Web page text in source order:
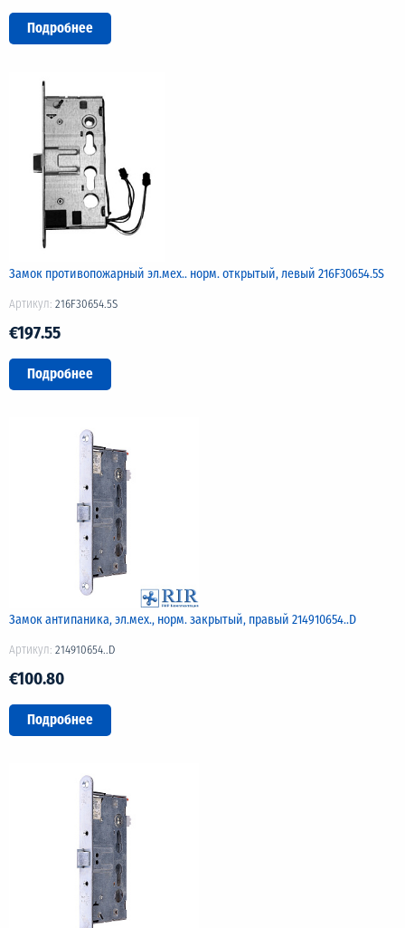
Подробнее
Замок противопожарный эл.мех.. норм. открытый, левый 216F30654.5S
Артикул: 216F30654.5S
€197.55
Подробнее
Замок антипаника, эл.мех., норм. закрытый, правый 214910654..D
Артикул: 214910654..D
€100.80
Подробнее